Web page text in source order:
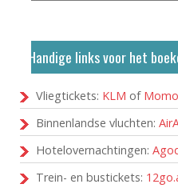
Handige links voor het
Vliegtickets: KLM of
Binnenlandse vluchten:
Hotelovernachtingen:
Trein- en bustickets: